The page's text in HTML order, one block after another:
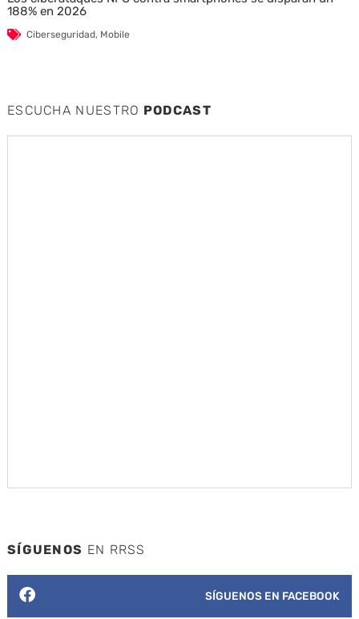
188% en 2026
Ciberseguridad, Mobile
ESCUCHA NUESTRO PODCAST
SÍGUENOS EN RRSS
SÍGUENOS EN FACEBOOK